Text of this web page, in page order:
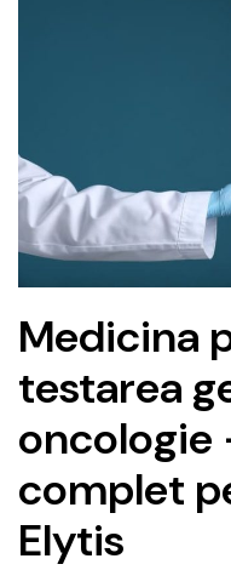
Medicina
testarea
oncologie
complet
Elytis